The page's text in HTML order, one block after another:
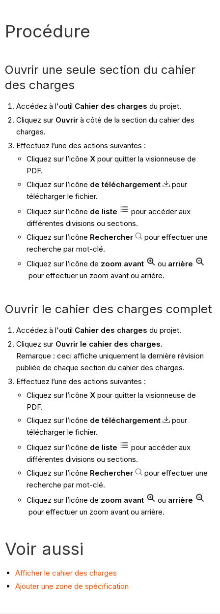
Procédure
Ouvrir une seule section du cahier
des charges
Accédez à l'outil Cahier des charges du projet.
Cliquez sur Ouvrirà côté de la section du cahier des
charges.
Effectuez l’une des actions suivantes :
Cliquez sur l’icône Xpour quitter la visionneuse de
PDF.
Cliquez sur l’icône de téléchargement
pour
télécharger le fichier.
Cliquez sur l’icône de liste
pour accéder aux
différentes divisions ou sections.
Cliquez sur l’icône Rechercher
pour effectuer une
recherche par mot-clé.
Cliquez sur l’icône de zoom avant ou arrière
pour effectuer un zoom avant ou arrière.
Ouvrir le cahier des charges complet
Accédez à l'outil Cahier des charges du projet.
Cliquez sur Ouvrir le cahier des charges.
Remarque : ceci affiche uniquement la dernière révision
publiée de chaque section du cahier des charges.
Effectuez l’une des actions suivantes :
Cliquez sur l’icône Xpour quitter la visionneuse de
PDF.
Cliquez sur l’icône de téléchargement
pour
télécharger le fichier.
Cliquez sur l’icône de liste
pour accéder aux
différentes divisions ou sections.
Cliquez sur l’icône Rechercher
pour effectuer une
recherche par mot-clé.
Cliquez sur l’icône de zoom avant ou arrière
pour effectuer un zoom avant ou arrière.
Voir aussi
Afficher le cahier des charges
Ajouter une zone de spécification